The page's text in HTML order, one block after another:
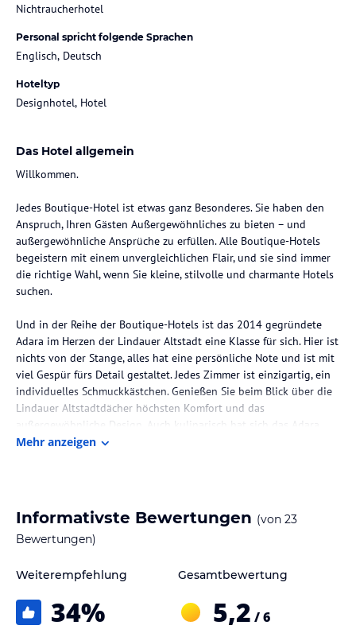
Nichtraucherhotel
Personal spricht folgende Sprachen
Englisch, Deutsch
Hoteltyp
Designhotel, Hotel
Das Hotel allgemein
Willkommen.
Jedes Boutique-Hotel ist etwas ganz Besonderes. Sie haben den
Anspruch, Ihren Gästen Außergewöhnliches zu bieten – und
außergewöhnliche Ansprüche zu erfüllen. Alle Boutique-Hotels
begeistern mit einem unvergleichlichen Flair, und sie sind immer
die richtige Wahl, wenn Sie kleine, stilvolle und charmante Hotels
suchen.
Und in der Reihe der Boutique-Hotels ist das 2014 gegründete
Adara im Herzen der Lindauer Altstadt eine Klasse für sich. Hier ist
nichts von der Stange, alles hat eine persönliche Note und ist mit
viel Gespür fürs Detail gestaltet. Jedes Zimmer ist einzigartig, ein
individuelles Schmuckkästchen. Genießen Sie beim Blick über die
Lindauer Altstadtdächer höchsten Komfort und das
außergewöhnliche Design. Auch kulinarisch hat sich das Adara
ganz der Idee verschrieben, Sie mit kompromissloser Qualität und
Zauberhaft
Nach fünfjähriger, aufwendigster Sanierung erstrahlt das Gebäude,
war der Gebäudekomplex, bestehend aus vier Häusern, am Alten
Schulplatz um 1900 bereits zum Abbruch freigegeben. Das wurde
dann aber durch die wirtschaftlichen Zwänge der
Mehr anzeigen
Informativste Bewertungen (von 23
Bewertungen)
Weiterempfehlung
34%
Gesamtbewertung
5,2 / 6